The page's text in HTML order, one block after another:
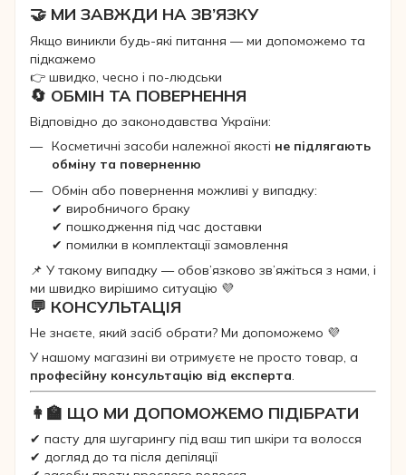
🤝 МИ ЗАВЖДИ НА ЗВ’ЯЗКУ
Якщо виникли будь-які питання — ми допоможемо та
підкажемо
👉 швидко, чесно і по-людськи
🔄 ОБМІН ТА ПОВЕРНЕННЯ
Відповідно до законодавства України:
Косметичні засоби належної якості не підлягають
обміну та поверненню
Обмін або повернення можливі у випадку:
✔ виробничого браку
✔ пошкодження під час доставки
✔ помилки в комплектації замовлення
📌 У такому випадку — обов’язково зв’яжіться з нами, і
ми швидко вирішимо ситуацію 💜
💬 КОНСУЛЬТАЦІЯ
Не знаєте, який засіб обрати? Ми допоможемо 💜
У нашому магазині ви отримуєте не просто товар, а
професійну консультацію від експерта.
👩‍🏫 ЩО МИ ДОПОМОЖЕМО ПІДІБРАТИ
✔ пасту для шугарингу під ваш тип шкіри та волосся
✔ догляд до та після депіляції